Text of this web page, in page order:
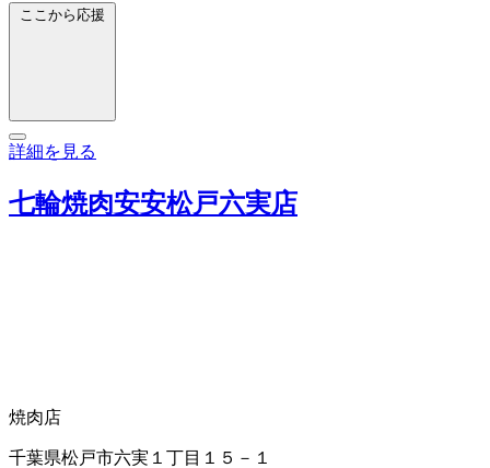
ここから応援
詳細を見る
七輪焼肉安安松戸六実店
焼肉店
千葉県松戸市六実１丁目１５－１